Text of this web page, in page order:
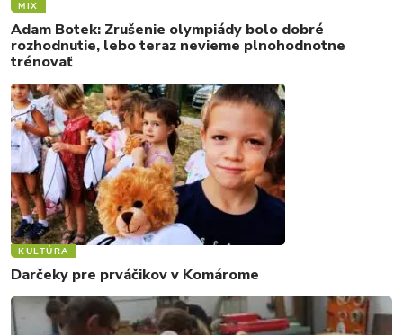
MIX
Adam Botek: Zrušenie olympiády bolo dobré
rozhodnutie, lebo teraz nevieme plnohodnotne
trénovať
KULTÚRA
Darčeky pre prváčikov v Komárome